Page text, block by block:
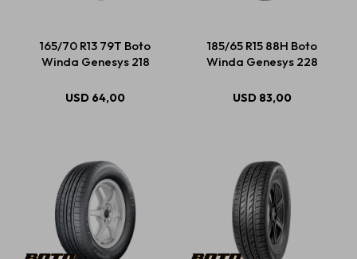
165/70 R13 79T Boto
Winda Genesys 218
USD 64,00
185/65 R15 88H Boto
Winda Genesys 228
USD 83,00
Servicios